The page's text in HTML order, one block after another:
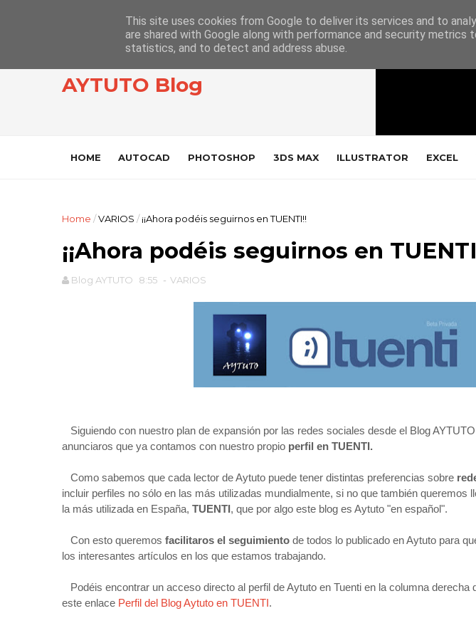
AYTUTO Blog
HOME AUTOCAD PHOTOSHOP 3DS MAX ILLUSTRATOR EXCEL
Home /VARIOS / ¡¡Ahora podéis seguirnos en TUENTI!!
¡¡Ahora podéis seguirnos en
Blog AYTUTO 8:55 - VARIOS
Siguiendo con nuestro plan de expansión por las redes sociales desde el Blog
anunciaros que ya contamos con nuestro propio perfil en TUENTI.
Como sabemos que cada lector de Aytuto puede tener distintas preferencias sobre
incluir perfiles no sólo en las más utilizadas mundialmente, si no que también queremos
la más utilizada en España, TUENTI, que por algo este blog es Aytuto "en español".
Con esto queremos facilitaros el seguimiento de todos lo publicado en Aytuto para
los interesantes artículos en los que estamos trabajando.
Podéis encontrar un acceso directo al perfil de Aytuto en Tuenti en la columna derecha
este enlace Perfil del Blog Aytuto en TUENTI.
This site uses cookies from Google to deliver its services and to
are shared with Google along with performance and security metrics
statistics, and to detect and address abuse.